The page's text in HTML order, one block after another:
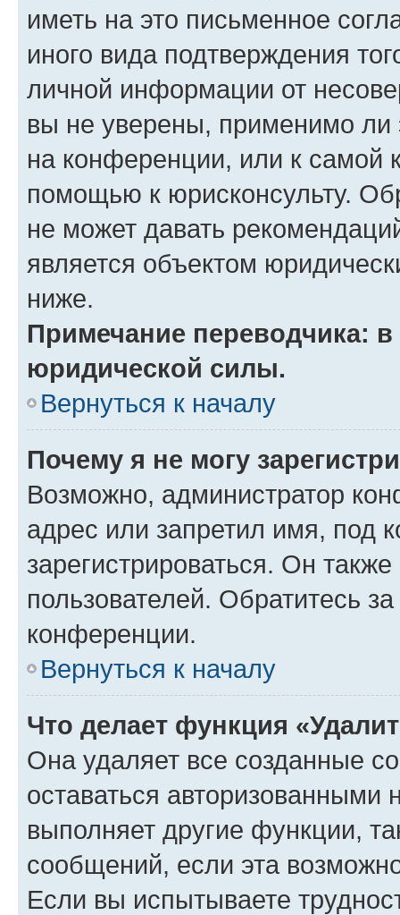
иметь на это письменное
иного вида подтверждения
личной информации от
вы не уверены, применимо ли
на конференции, или к самой
помощью к юрисконсульту.
не может давать
является объектом
ниже.
Примечание переводчика:
юридической силы.
Вернуться к началу
Почему я не могу
Возможно, администратор
адрес или запретил имя, под
зарегистрироваться. Он
пользователей. Обратитесь
конференции.
Вернуться к началу
Что делает функция
Она удаляет все созданные
оставаться авторизованными
выполняет другие функции,
сообщений, если эта
Если вы испытываете